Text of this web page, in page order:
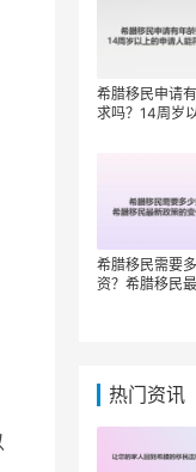
希腊移民申请
求吗？14周岁
希腊移民需要
资？希腊移民
热门资讯